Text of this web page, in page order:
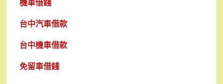
機車借錢
台中汽車借款
台中機車借款
免留車借錢